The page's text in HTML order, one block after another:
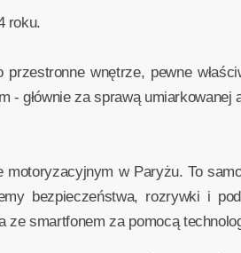
roku.
wnętrze, pewne
głównie za sprawą umiarkowanej
w Paryżu. To
bezpieczeństwa, rozrywki i
smartfonem za pomocą